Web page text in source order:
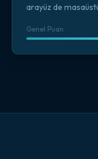
arayüz de
Genel Puan